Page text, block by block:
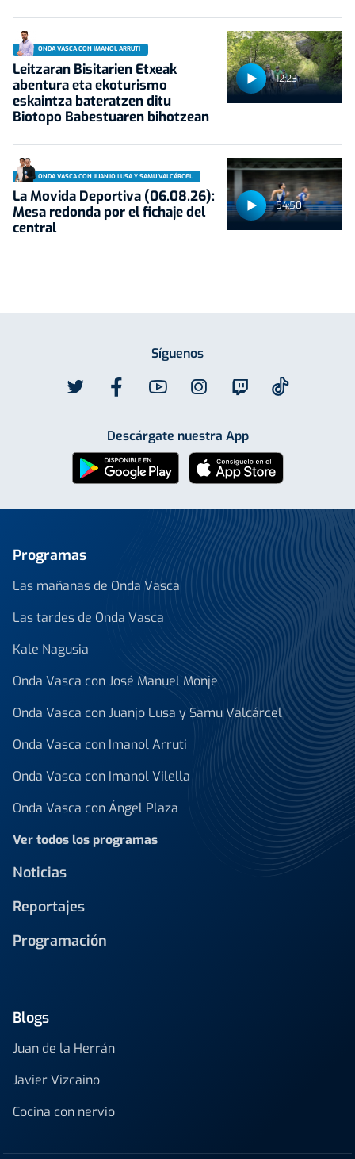
12:23
ONDA VASCA CON IMANOL ARRUTI
Leitzaran Bisitarien Etxeak
abentura eta ekoturismo
eskaintza bateratzen ditu
Biotopo Babestuaren bihotzean
54:50
ONDA VASCA CON JUANJO LUSA Y SAMU VALCÁRCEL
La Movida Deportiva (06.08.26):
Mesa redonda por el fichaje del
central
Síguenos
Descárgate nuestra App
Programas
Las mañanas de Onda Vasca
Las tardes de Onda Vasca
Kale Nagusia
Onda Vasca con José Manuel Monje
Onda Vasca con Juanjo Lusa y Samu Valcárcel
Onda Vasca con Imanol Arruti
Onda Vasca con Imanol Vilella
Onda Vasca con Ángel Plaza
Ver todos los programas
Noticias
Reportajes
Programación
Blogs
Juan de la Herrán
Javier Vizcaino
Cocina con nervio